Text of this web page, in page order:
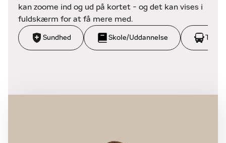
Ring allerede i dag på 41 60 30 20 og bestil en
fremvisning – denne bolig skal opleves!
kan zoome ind og ud på kortet - og det kan vises i
fuldskærm for at få mere med.
Sundhed Skole/Uddannelse